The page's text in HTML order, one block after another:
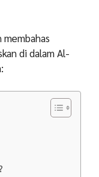
di dalam Al-